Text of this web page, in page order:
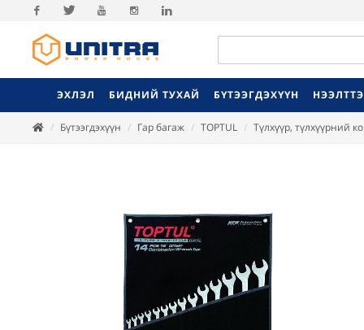
Facebook
ЭХЛЭЛ БИДНИЙ ТУХАЙ БҮТЭЭГДЭХҮҮН
Бүтээгдэхүүн Гар багаж TOPTUL Түлхүүр, түлхүүрний